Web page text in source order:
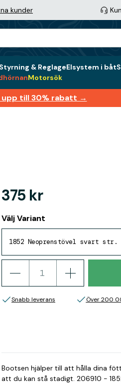
kunder
Styrning & ReglageElsystem i båt
Motorsök
till 30% rabatt →
375 kr
Välj Variant
1852 Neoprenstövel svart str.
Snabb leverans Över 200
Bootsen hjälper till att hålla dina
att du kan stå stadigt. 206910 -